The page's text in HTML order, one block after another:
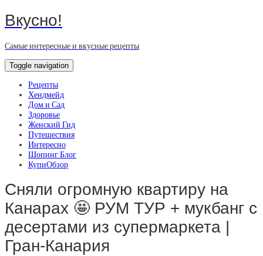
Вкусно!
Самые интересные и вкусные рецепты
Toggle navigation
Рецепты
Хендмейд
Дом и Сад
Здоровье
Женский Гид
Путешествия
Интересно
Шопинг Блог
КупиОбзор
Сняли огромную квартиру на
Канарах 🤩 РУМ ТУР + мукбанг с
десертами из супермаркета |
Гран-Канария